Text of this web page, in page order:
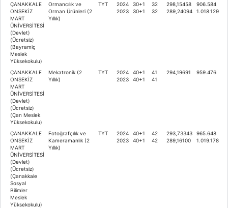
ÇANAKKALE
ONSEKİZ
MART
ÜNİVERSİTESİ
(Devlet)
(Ücretsiz)
(Bayramiç
Meslek
Yüksekokulu)
Ormancılık ve
Orman Ürünleri (2
Yıllık)
TYT
2024
2023
30+1
30+1
32
32
298,15458
289,24094
906.584
1.018.129
ÇANAKKALE
ONSEKİZ
MART
ÜNİVERSİTESİ
(Devlet)
(Ücretsiz)
(Çan Meslek
Yüksekokulu)
Mekatronik (2
Yıllık)
TYT
2024
2023
40+1
40+1
41
41
294,19691 959.476
ÇANAKKALE
ONSEKİZ
MART
ÜNİVERSİTESİ
(Devlet)
(Ücretsiz)
(Çanakkale
Sosyal
Bilimler
Meslek
Yüksekokulu)
Fotoğrafçılık ve
Kameramanlık (2
Yıllık)
TYT
2024
2023
40+1
40+1
42
42
293,73343
289,16100
965.648
1.019.178